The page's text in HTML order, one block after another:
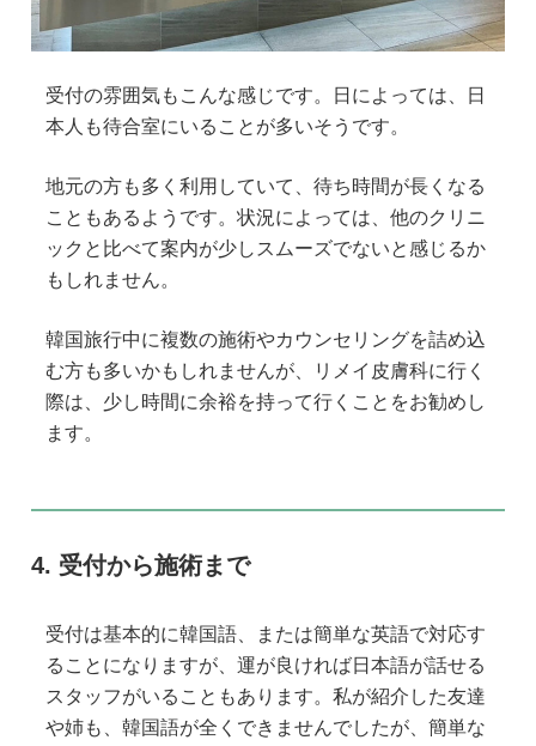
受付の雰囲気もこんな感じです。日によっては、日
本人も待合室にいることが多いそうです。
地元の方も多く利用していて、待ち時間が長くなる
こともあるようです。状況によっては、他のクリニ
ックと比べて案内が少しスムーズでないと感じるか
もしれません。
韓国旅行中に複数の施術やカウンセリングを詰め込
む方も多いかもしれませんが、リメイ皮膚科に行く
際は、少し時間に余裕を持って行くことをお勧めし
ます。
受付から施術まで
受付は基本的に韓国語、または簡単な英語で対応す
ることになりますが、運が良ければ日本語が話せる
スタッフがいることもあります。私が紹介した友達
や姉も、韓国語が全くできませんでしたが、簡単な